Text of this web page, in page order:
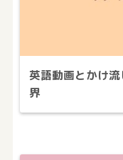
英語動画とかけ
界